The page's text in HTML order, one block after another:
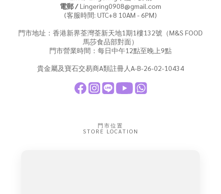
電郵 /Lingering0908@gmail.com
(客服時間: UTC+8 10AM - 6PM)
門市地址：香港新界荃灣荃新天地1期1樓132號（M&S FOOD
馬莎食品部對面）
門市營業時間：每日中午12點至晚上9點
貴金屬及寶石交易商A類註冊人A-B-26-02-10434
門市位置
STORE LOCATION